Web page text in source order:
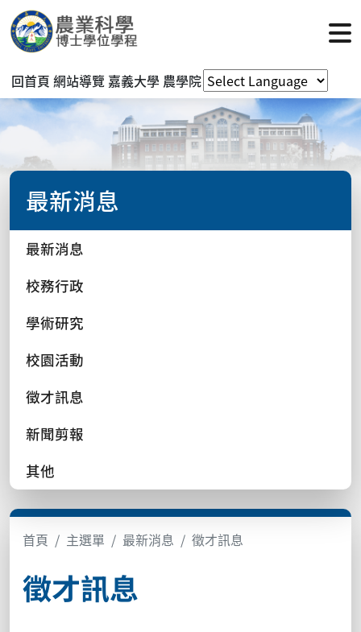
回首頁 網站導覽 嘉義大學 農學院
最新消息
最新消息
校務行政
學術研究
校園活動
徵才訊息
新聞剪報
其他
首頁 主選單 最新消息 徵才訊息
徵才訊息